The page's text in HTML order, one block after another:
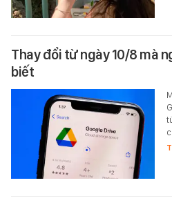
Thay đổi từ ngày 10/8 mà
biết